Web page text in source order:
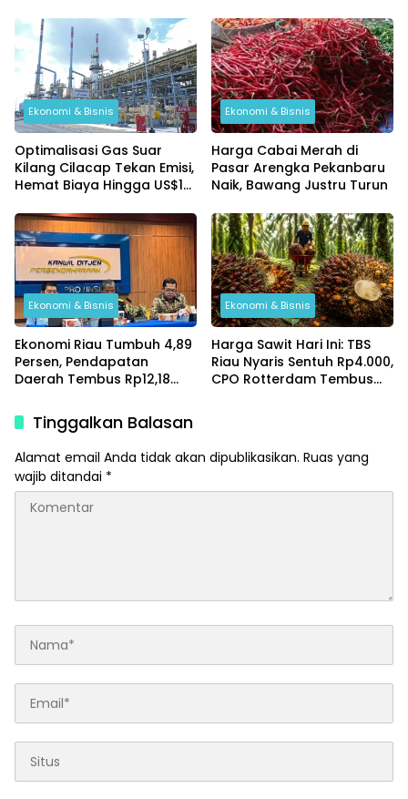
Pokok Lebih Murah
anak Muda
Ekonomi & Bisnis
Optimalisasi Gas Suar
Kilang Cilacap Tekan Emisi,
Hemat Biaya Hingga US$10
Ekonomi & Bisnis
Harga Cabai Merah di
Pasar Arengka Pekanbaru
Naik, Bawang Justru Turun
Ekonomi & Bisnis
Ekonomi Riau Tumbuh 4,89
Persen, Pendapatan
Daerah Tembus Rp12,18
Global
Ekonomi & Bisnis
Harga Sawit Hari Ini: TBS
Riau Nyaris Sentuh Rp4.000,
CPO Rotterdam Tembus
Tinggalkan Balasan
Alamat email Anda tidak akan dipublikasikan. Ruas yang
wajib ditandai *